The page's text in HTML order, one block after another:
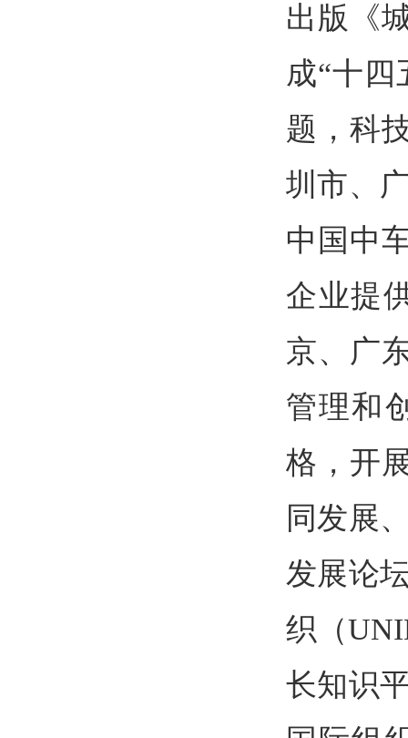
出版《
成“十
题，科
圳市、
中国中
企业提
京、广
管理和
格，开
同发展
发展论
织（
长知识